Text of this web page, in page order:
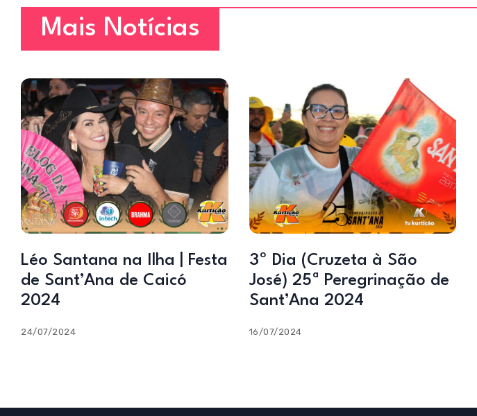
Mais Notícias
Léo Santana na Ilha | Festa
de Sant’Ana de Caicó
2024
24/07/2024
3º Dia (Cruzeta à São
José) 25ª Peregrinação de
Sant’Ana 2024
16/07/2024